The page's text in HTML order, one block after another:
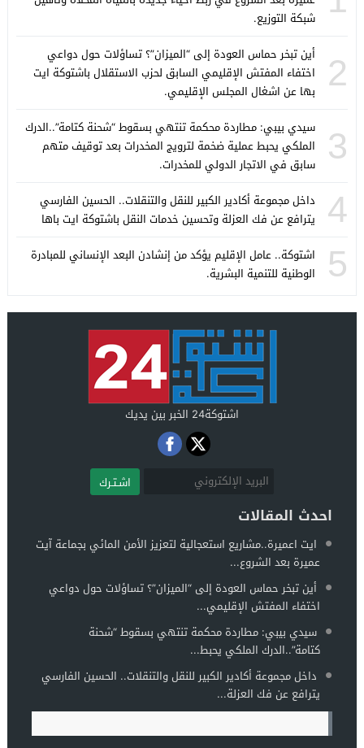
شبكة التوزيع.
2
أين تبخر حماس العودة إلى “الميزان”؟ تساؤلات حول دواعي
اختفاء المفتش الإقليمي السابق لحزب الاستقلال باشتوكة ايت
بها عن اشغال المجلس الإقليمي.
3
سيدي بيبي: مطاردة محكمة تنتهي بسقوط “شحنة كتامة”..الدرك
الملكي يحبط عملية ضخمة لترويج المخدرات بعد توقيف متهم
سابق في الاتجار الدولي للمخدرات.
4
داخل مجموعة أكادير الكبير للنقل والتنقلات.. الحسين الفارسي
يترافع عن فك العزلة وتحسين خدمات النقل باشتوكة ايت باها
5
اشتوكة.. عامل الإقليم يؤكد من إنشادن البعد الإنساني للمبادرة
الوطنية للتنمية البشرية.
اشتوكة24 الخبر بين يديك
اشـتـرك
احدث المقالات
ايت اعميرة..مشاريع استعجالية لتعزيز الأمن المائي بجماعة آيت
عميرة بعد الشروع...
أين تبخر حماس العودة إلى “الميزان”؟ تساؤلات حول دواعي
اختفاء المفتش الإقليمي...
سيدي بيبي: مطاردة محكمة تنتهي بسقوط “شحنة
كتامة”..الدرك الملكي يحبط...
داخل مجموعة أكادير الكبير للنقل والتنقلات.. الحسين الفارسي
يترافع عن فك العزلة...